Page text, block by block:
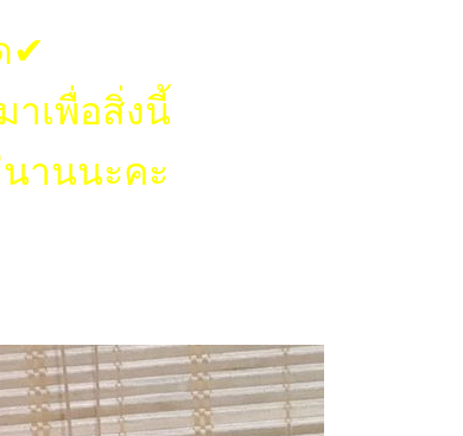
✔︎
าเพื่อสิ่งนี้
านนะคะ